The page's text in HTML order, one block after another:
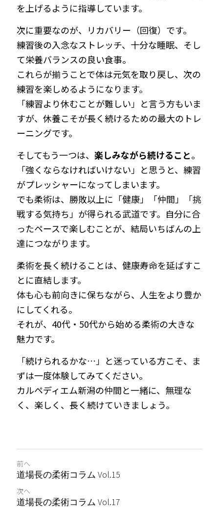
を上げるように指導しています。
次に重要なのが、リカバリー（回復）です。
練習後の入念なストレッチ、十分な睡眠、そし
て栄養バランスの良い食事。
これらが揃うことで体は元気を取り戻し、次の
練習を楽しめるようになります。
「練習より休むことが難しい」と言う方もいま
すが、休養こそが長く続けるための最大のトレ
ーニングです。
そしてもう一つは、 楽しみながら続けること。
「強くならなければいけない」と思うと、練習
がプレッシャーになってしまいます。
でも柔術は、勝敗以上に「健康」「仲間」「挑
戦する気持ち」が得られる武道です。自分に合
ったペースで楽しむことが、結局いちばんの上
達につながります。
柔術を長く続けることは、健康寿命を延ばすこ
とに直結します。
体も心も前向きに保ちながら、人生をより豊か
にしてくれる。
それが、40代・50代から始める柔術の大きな
魅力です。
「続けられるかな…」と迷っている方こそ、ま
ずは一度体験してみてください。
カルペディエム新潟の仲間と一緒に、無理な
く、楽しく、長く続けていきましょう。
前へ
道場長の柔術コラム Vol.15
次へ
道場長の柔術コラム Vol.17